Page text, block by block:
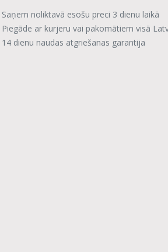
Saņem noliktavā esošu preci 3 dienu laikā
Piegāde ar kurjeru vai pakomātiem visā
14 dienu naudas atgriešanas garantija